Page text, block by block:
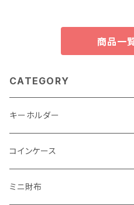
商品一
CATEGORY
キーホルダー
"子供の絵"キーホルダー
"餞別"キーホルダー
コインケース
ワンタッチコインケース ブライド
ミニ財布